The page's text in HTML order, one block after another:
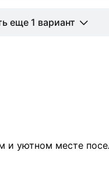
еще 1 вариант
уютном месте